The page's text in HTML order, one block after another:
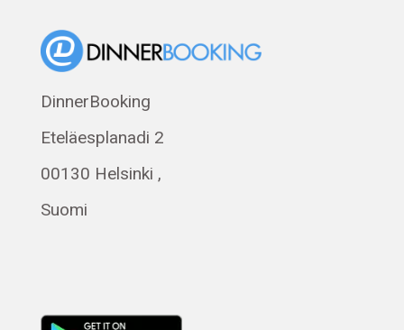
Eesti
Svenska
Français
Română
DinnerBooking
Eteläesplanadi 2
00130 Helsinki ,
Suomi